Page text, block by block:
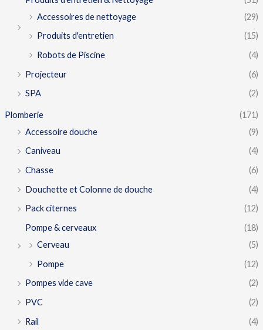
Accessoires de nettoyage
(29)
Produits d'entretien
(15)
Robots de Piscine
(4)
Projecteur
(6)
SPA
(2)
Plomberie
(171)
Accessoire douche
(9)
Caniveau
(4)
Chasse
(6)
Douchette et Colonne de douche
(4)
Pack citernes
(12)
Pompe & cerveaux
(18)
Cerveau
(5)
Pompe
(12)
Pompes vide cave
(2)
PVC
(2)
Rail
(4)